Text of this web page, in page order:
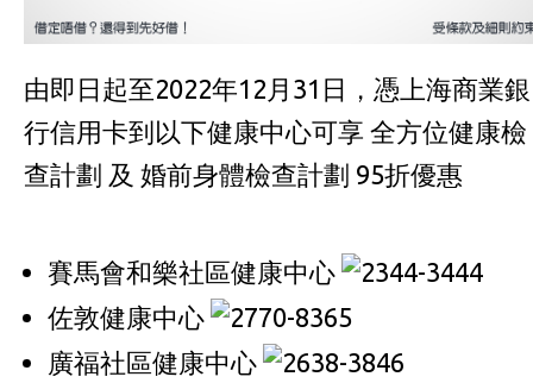
由即日起至2022年12月31日，憑上海商業銀
行信用卡到以下健康中心可享 全方位健康檢
查計劃 及 婚前身體檢查計劃 95折優惠
賽馬會和樂社區健康中心
2344-3444
佐敦健康中心
2770-8365
廣福社區健康中心
2638-3846